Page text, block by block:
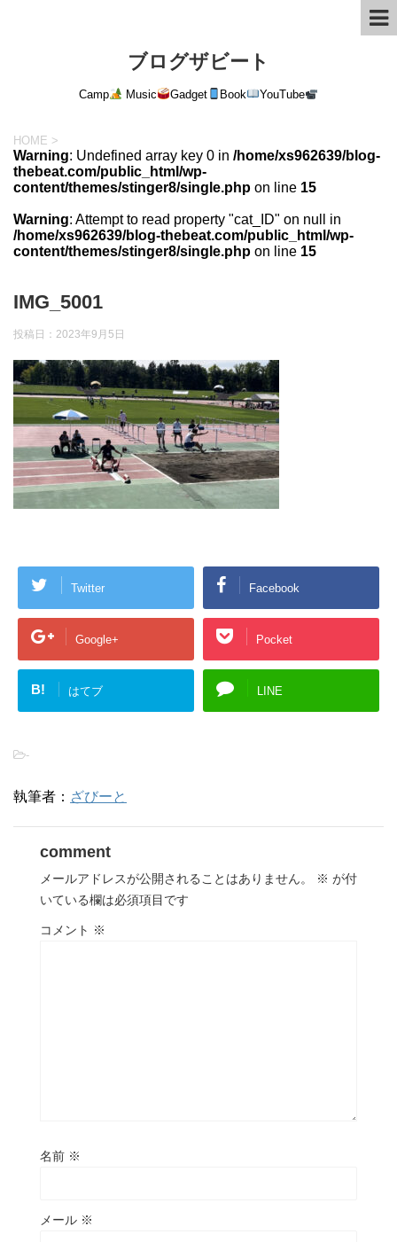
ブログザビート
Camp Music Gadget Book YouTube
HOME >
Warning: Undefined array key 0 in /home/xs962639/blog-
thebeat.com/public_html/wp-
content/themes/stinger8/single.php on line 15
Warning: Attempt to read property "cat_ID" on null in
/home/xs962639/blog-thebeat.com/public_html/wp-
content/themes/stinger8/single.php on line 15
IMG_5001
投稿日： 2023年9月5日
Twitter Facebook
Google+ Pocket
B! はてブ LINE
-
執筆者： ざびーと
comment
メールアドレスが公開されることはありません。 ※ が付
いている欄は必須項目です
コメント ※
名前 ※
メール ※